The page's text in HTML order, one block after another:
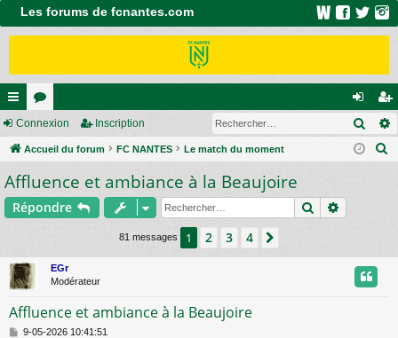
Les forums de fcnantes.com
ac
co
ur
ci
or
u
m
s
on
ne
ns
cri
Connexion Inscription
Accueil du forum FC NANTES Le match du moment
Affluence et ambiance à la Beaujoire
Répondre Rechercher
81 messages 1 2 3 4
EGr
Modérateur
Affluence et ambiance à la Beaujoire
M
9-05-2026 10:41:51